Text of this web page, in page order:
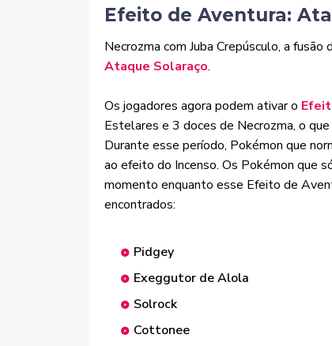
Efeito de Aventura:
Necrozma com Juba Crepúsculo, a
Ataque Solaraço.
Os jogadores agora podem ativar o
Estelares e 3 doces de Necrozma, o
Durante esse período, Pokémon que
ao efeito do Incenso. Os Pokémon que
momento enquanto esse Efeito de
encontrados:
Pidgey
Exeggutor de Alola
Solrock
Cottonee